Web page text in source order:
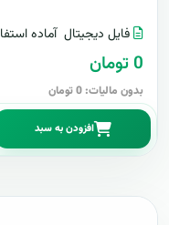
فایل دیجیتال آماده
0 تومان
بدون مالیات: 0 تومان
افزودن به سبد